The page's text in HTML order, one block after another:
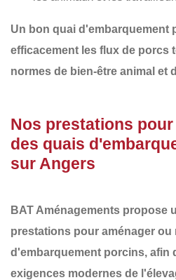
Un bon quai d'embarquement
efficacement les flux de porcs
normes de bien-être animal et
Nos prestations
des quais
sur Angers
BAT Aménagements propose
prestations pour aménager ou
d'embarquement porcins, afin
exigences modernes de